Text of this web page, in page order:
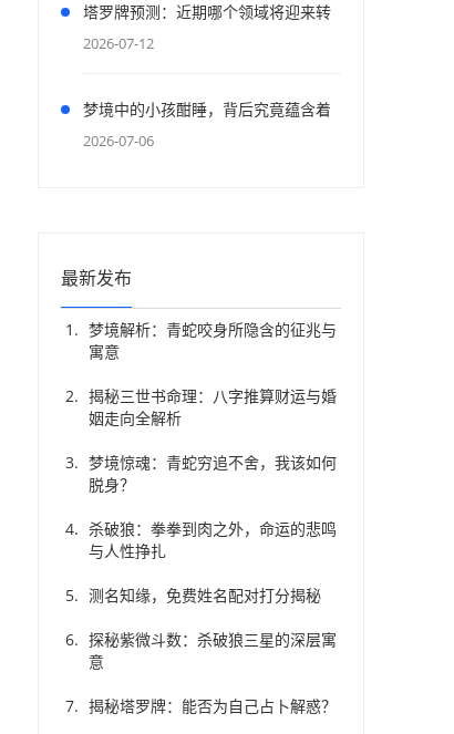
塔罗牌预测：近期哪个领域将迎来转
机？
2026-07-12
梦境中的小孩酣睡，背后究竟蕴含着
怎样的寓意？
2026-07-06
最新发布
梦境解析：青蛇咬身所隐含的征兆与
寓意
揭秘三世书命理：八字推算财运与婚
姻走向全解析
梦境惊魂：青蛇穷追不舍，我该如何
脱身？
杀破狼：拳拳到肉之外，命运的悲鸣
与人性挣扎
测名知缘，免费姓名配对打分揭秘
探秘紫微斗数：杀破狼三星的深层寓
意
揭秘塔罗牌：能否为自己占卜解惑？